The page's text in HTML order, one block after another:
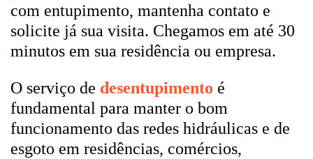
com entupimento, mantenha contato e
solicite já sua visita. Chegamos em até 30
minutos em sua residência ou empresa.
O serviço de desentupimento é
fundamental para manter o bom
funcionamento das redes hidráulicas e de
esgoto em residências, comércios,